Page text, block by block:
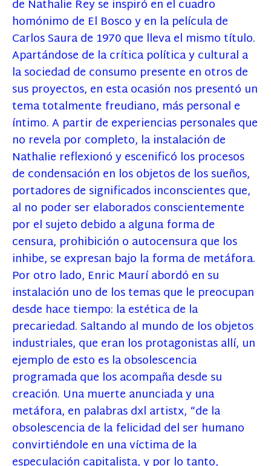
de Nathalie Rey se inspiró en el cuadro
homónimo de El Bosco y en la película de
Carlos Saura de 1970 que lleva el mismo título.
Apartándose de la crítica política y cultural a
la sociedad de consumo presente en otros de
sus proyectos, en esta ocasión nos presentó un
tema totalmente freudiano, más personal e
íntimo. A partir de experiencias personales que
no revela por completo, la instalación de
Nathalie reflexionó y escenificó los procesos
de condensación en los objetos de los sueños,
portadores de significados inconscientes que,
al no poder ser elaborados conscientemente
por el sujeto debido a alguna forma de
censura, prohibición o autocensura que los
inhibe, se expresan bajo la forma de metáfora.
Por otro lado, Enric Maurí abordó en su
instalación uno de los temas que le preocupan
desde hace tiempo: la estética de la
precariedad. Saltando al mundo de los objetos
industriales, que eran los protagonistas allí, un
ejemplo de esto es la obsolescencia
programada que los acompaña desde su
creación. Una muerte anunciada y una
metáfora, en palabras dxl artistx, “de la
obsolescencia de la felicidad del ser humano
convirtiéndole en una víctima de la